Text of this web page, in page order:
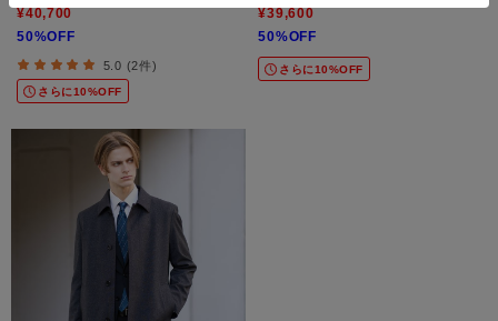
¥40,700
50%OFF
5.0 (2件)
さらに10%OFF
¥39,600
50%OFF
さらに10%OFF